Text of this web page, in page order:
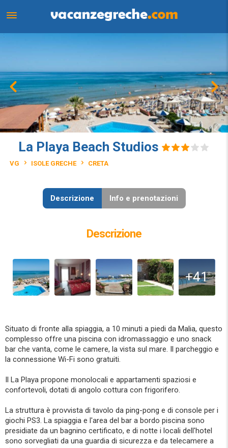
La Playa Beach Studios
VG ISOLE GRECHE CRETA
Descrizione Info e prenotazioni
Descrizione
+41
Situato di fronte alla spiaggia, a 10 minuti a piedi da Malia, questo
complesso offre una piscina con idromassaggio e uno snack
bar che vanta, come le camere, la vista sul mare. Il parcheggio e
la connessione Wi-Fi sono gratuiti.
Il La Playa propone monolocali e appartamenti spaziosi e
confortevoli, dotati di angolo cottura con frigorifero.
La struttura è provvista di tavolo da ping-pong e di console per i
giochi PS3. La spiaggia e l'area del bar a bordo piscina sono
presidiate da un bagnino certificato, e di notte i locali dell'hotel
sono sorvegliati da una guardia di sicurezza e da telecamere a